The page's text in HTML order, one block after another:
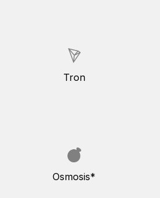
Tron
Osmosis*